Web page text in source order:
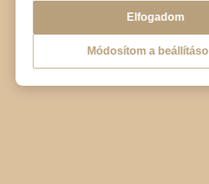
Elfogadom
Módosítom a